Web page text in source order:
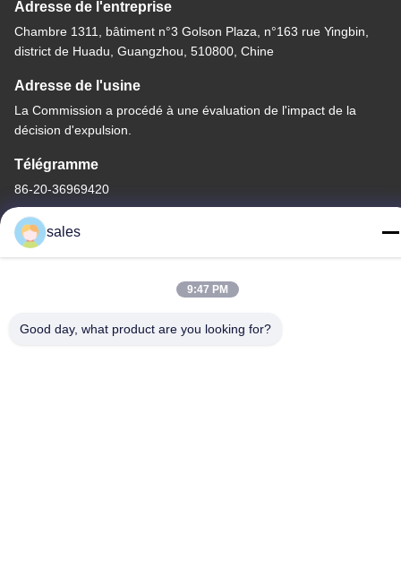
Adresse de l'entreprise
Chambre 1311, bâtiment n°3 Golson Plaza, n°163 rue Yingbin,
district de Huadu, Guangzhou, 510800, Chine
Adresse de l'usine
La Commission a procédé à une évaluation de l'impact de la
décision d'expulsion.
Télégramme
86-20-36969420
Chine Bonne qualité Levé sur le chantier Fournisseur. Copyright
. Tous droits réservés.
sales
9:47 PM
Good day, what product are you looking for?